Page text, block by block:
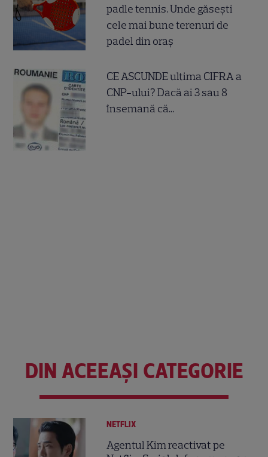
padle tennis. Unde găsești
cele mai bune terenuri de
padel din oraș
CE ASCUNDE ultima CIFRA a
CNP-ului? Dacă ai 3 sau 8
însemană că...
DIN ACEEAȘI CATEGORIE
NETFLIX
Agentul Kim reactivat pe